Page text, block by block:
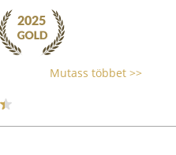
Mutass többet >>